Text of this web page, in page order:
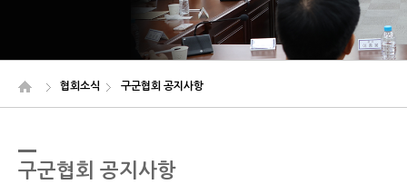
협회소식 구군협회 공지사항
구군협회 공지사항